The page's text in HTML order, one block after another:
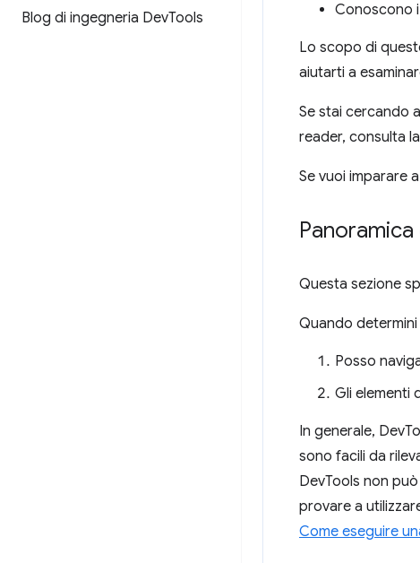
Blog di ingegneria DevTools
Conoscono i
Lo scopo di
aiutarti a
Se stai cercando
reader, consulta
Se vuoi imparare
Questa sezione
Quando
Posso
Gli elementi
In generale,
sono facili da
DevTools non
provare a
Come eseguire